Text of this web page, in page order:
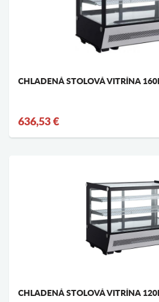
CHLADENÁ STOLOVÁ VITRÍNA
636,53 €
CHLADENÁ STOLOVÁ VITRÍNA